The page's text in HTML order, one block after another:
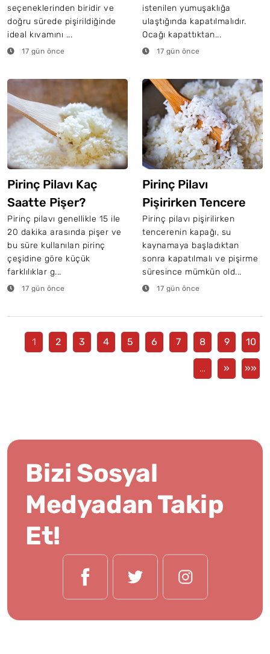
seçeneklerinden biridir ve
doğru sürede pişirildiğinde
ideal kıvamını ...
17 gün önce
istenilen yumuşaklığa
ulaştığında kapatılmalıdır.
Ocağı kapattıktan...
17 gün önce
Pirinç Pilavı Kaç
Saatte Pişer?
Pirinç pilavı genellikle 15 ile
20 dakika arasında pişer ve
bu süre kullanılan pirinç
çeşidine göre küçük
farklılıklar g...
17 gün önce
Pirinç Pilavı
Pişirirken Tencere
Kapağı Kapatılır Mı?
Pirinç pilavı pişirilirken
tencerenin kapağı, su
kaynamaya başladıktan
sonra kapatılmalı ve pişirme
süresince mümkün old...
17 gün önce
1 2 3 4 5 6 7 8 9 10
… » »»
Bizi Sosyal
Medyadan Takip
Et!